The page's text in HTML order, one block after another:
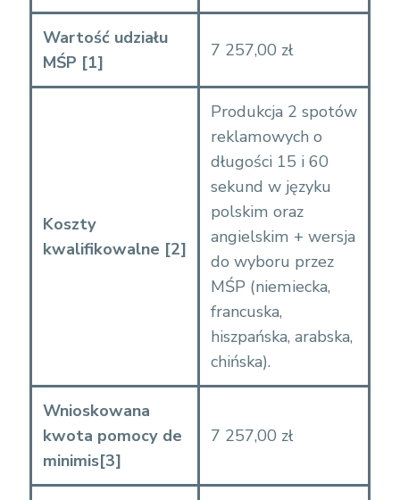
Wartość udziału
MŚP [1]
7 257,00 zł
Koszty
kwalifikowalne [2]
Produkcja 2 spotów
reklamowych o
długości 15 i 60
sekund w języku
polskim oraz
angielskim + wersja
do wyboru przez
MŚP (niemiecka,
francuska,
hiszpańska, arabska,
chińska).
Wnioskowana
kwota pomocy de
minimis[3]
7 257,00 zł